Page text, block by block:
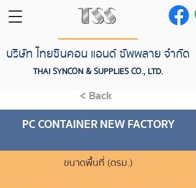
THAI SYNCON & SUPPLIES CO., LTD.
บริษัท ไทยซินคอน แอนด์ ซัพพลาย จำกัด
< Back
PC CONTAINER NEW FACTORY
ขนาดพื้นที่ (ตรม.)